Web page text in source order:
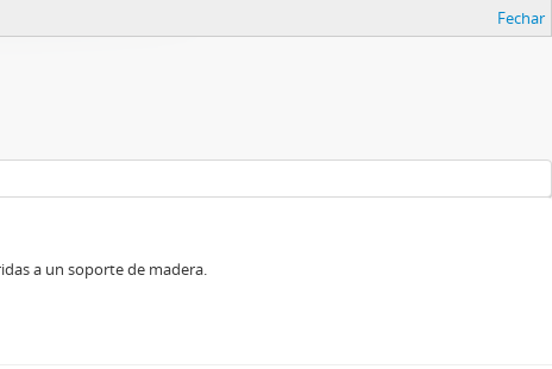
Fechar
a un soporte de madera.